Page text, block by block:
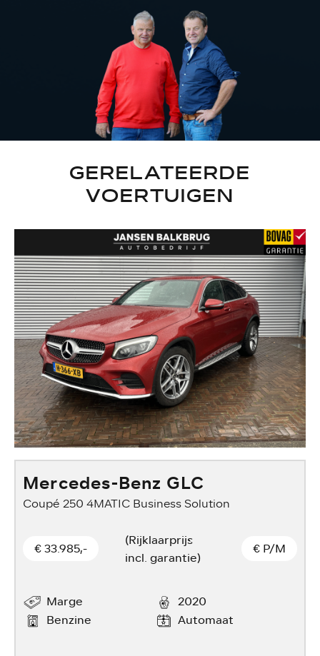
GERELATEERDE
VOERTUIGEN
Mercedes-Benz GLC
Coupé 250 4MATIC Business Solution
€ 33.985,-
(Rijklaarprijs
incl. garantie)
€ P/M
Marge
2020
Benzine
Automaat